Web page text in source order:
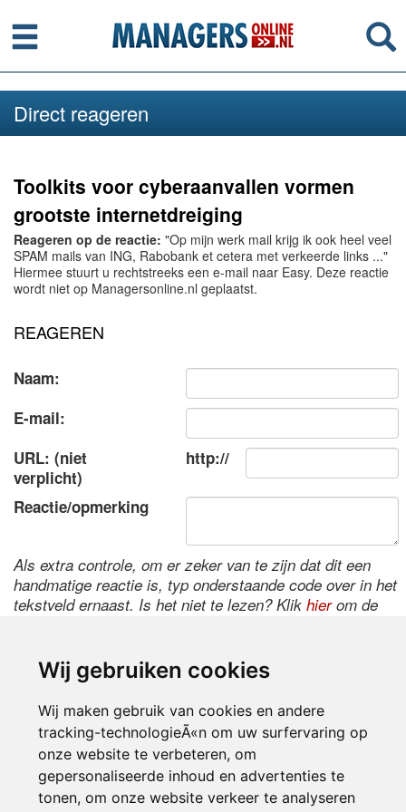
Wij gebruiken cookies
Wij maken gebruik van cookies en andere
tracking-technologieÃ«n om uw surfervaring op
onze website te verbeteren, om
gepersonaliseerde inhoud en advertenties te
tonen, om onze website verkeer te analyseren
Menu
Direct reageren
Toolkits voor cyberaanvallen vormen
grootste internetdreiging
Reageren op de reactie: "Op mijn werk mail krijg ik ook heel veel
SPAM mails van ING, Rabobank et cetera met verkeerde links ..."
Hiermee stuurt u rechtstreeks een e-mail naar Easy. Deze reactie
wordt niet op Managersonline.nl geplaatst.
REAGEREN
Naam:
E-mail:
URL: (niet
verplicht)
http://
Reactie/opmerking
Als extra controle, om er zeker van te zijn dat dit een
handmatige reactie is, typ onderstaande code over in het
tekstveld ernaast. Is het niet te lezen? Klik hierom de